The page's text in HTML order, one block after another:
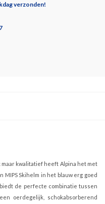
verzonden!
kwalitatief heeft Alpina het met
Skihelm in het blauw erg goed
de perfecte combinatie tussen
oerdegelijk, schokabsorberend